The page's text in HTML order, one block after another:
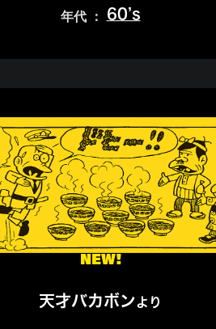
年代 ： 60’s
NEW!
天才バカボンより